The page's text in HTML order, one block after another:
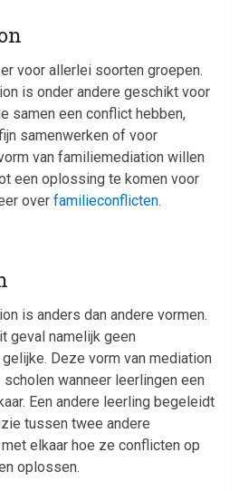
voor allerlei soorten groepen.
is onder andere geschikt voor
samen een conflict hebben,
samenwerken of voor
van familiemediation willen
een oplossing te komen voor
overfamilieconflicten.
is anders dan andere vormen.
geval namelijk geen
Deze vorm van mediation
wanneer leerlingen een
Een andere leerling begeleidt
tussen twee andere
elkaar hoe ze conflicten op
oplossen.